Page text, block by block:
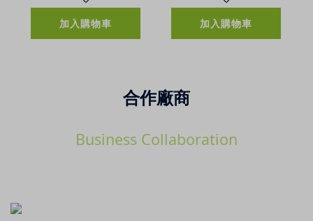
加入購物車
浮潛呼吸面罩
(櫻花粉-XS)
加入購物車
合作廠商
Business Collaboration